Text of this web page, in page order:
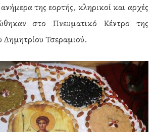
της εορτής, κληρικοί και αρχές
στο Πνευματικό Κέντρο της
Δημητρίου Τσεραμιού.